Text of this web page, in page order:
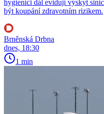
hygienici dál evidují výskyt
být koupání zdravotním rizikem.
Brněnská Drbna
dnes, 18:30
1 min